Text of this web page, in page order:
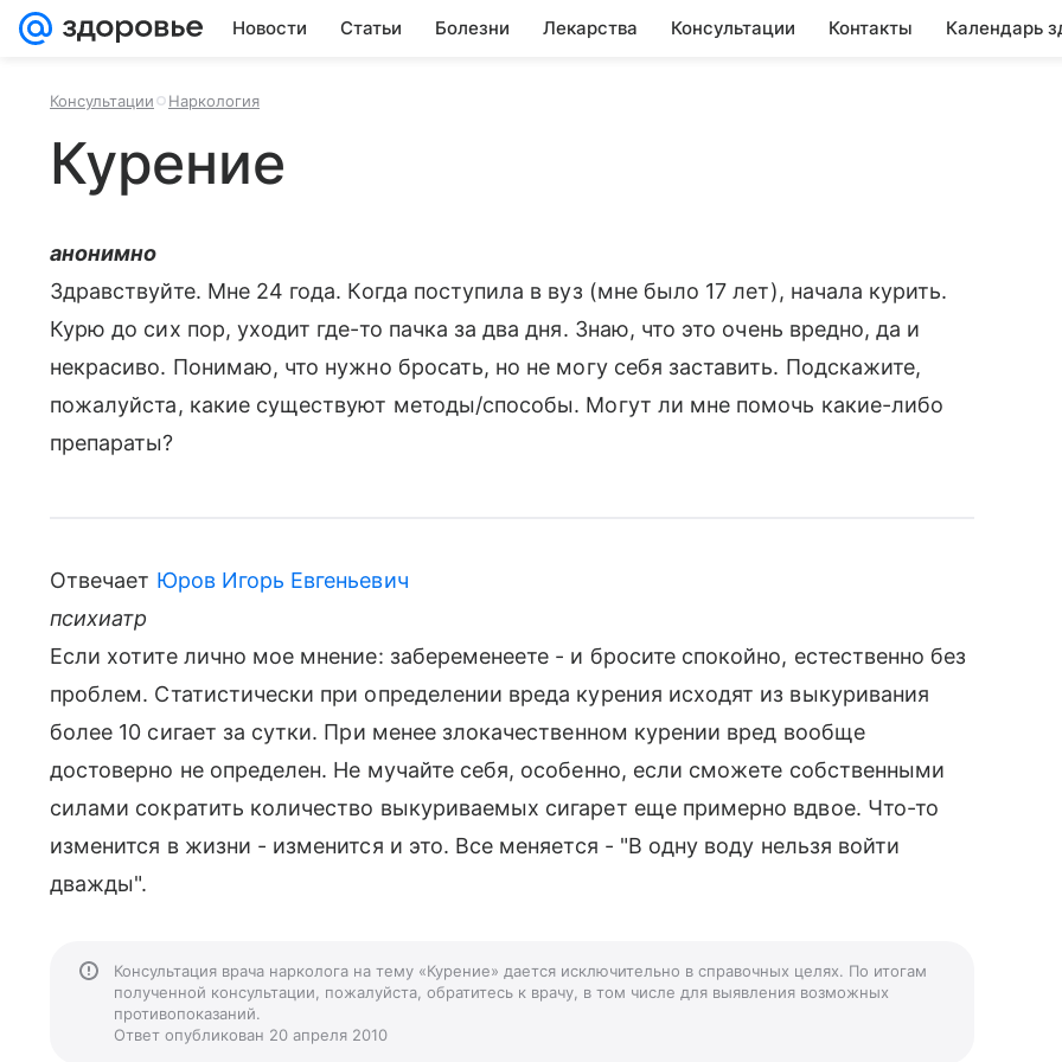
Новости Статьи Болезни Лекарства Консультации Контакты Календарь
Консультации Наркология
Курение
анонимно
Здравствуйте. Мне 24 года. Когда поступила в вуз (мне было 17 лет), начала курить.
Курю до сих пор, уходит где-то пачка за два дня. Знаю, что это очень вредно, да и
некрасиво. Понимаю, что нужно бросать, но не могу себя заставить. Подскажите,
пожалуйста, какие существуют методы/способы. Могут ли мне помочь какие-либо
препараты?
Отвечает Юров Игорь Евгеньевич
психиатр
Если хотите лично мое мнение: забеременеете - и бросите спокойно, естественно без
проблем. Статистически при определении вреда курения исходят из выкуривания
более 10 сигает за сутки. При менее злокачественном курении вред вообще
достоверно не определен. Не мучайте себя, особенно, если сможете собственными
силами сократить количество выкуриваемых сигарет еще примерно вдвое. Что-то
изменится в жизни - изменится и это. Все меняется - "В одну воду нельзя войти
дважды".
Консультация врача нарколога на тему «Курение» дается исключительно в справочных целях. По итогам
полученной консультации, пожалуйста, обратитесь к врачу, в том числе для выявления возможных
противопоказаний.
Ответ опубликован 20 апреля 2010